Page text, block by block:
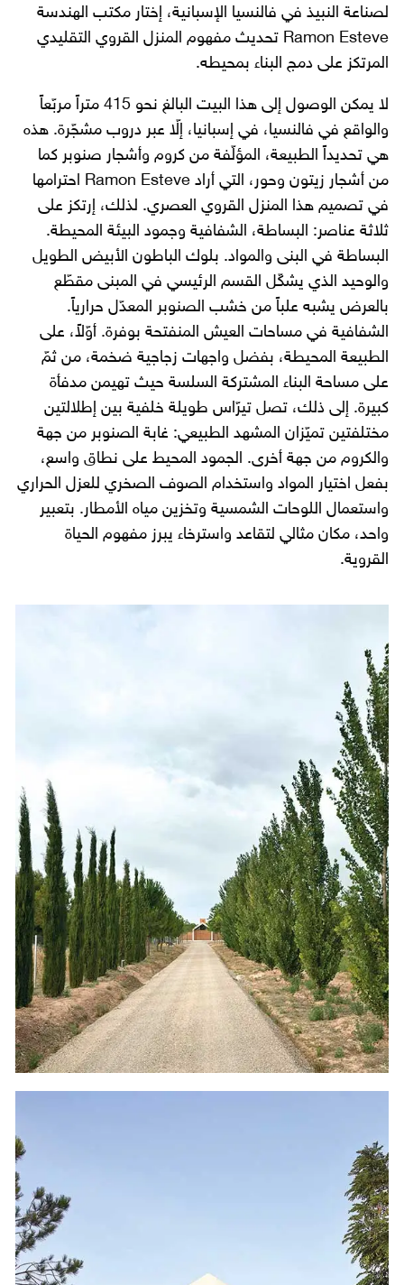
لصناعة النبيذ في فالنسيا الإسبانية، إختار مكتب الهندسة
Ramon Esteve تحديث مفهوم المنزل القروي التقليدي
المرتكز على دمج البناء بمحيطه.
لا يمكن الوصول إلى هذا البيت البالغ نحو 415 متراً مربّعاً
والواقع في فالنسيا، في إسبانيا، إلّا عبر دروب مشجّرة. هذه
هي تحديداً الطبيعة، المؤلّفة من كروم وأشجار صنوبر كما
من أشجار زيتون وحور، التي أراد Ramon Esteve احترامها
في تصميم هذا المنزل القروي العصري. لذلك، إرتكز على
ثلاثة عناصر: البساطة، الشفافية وجمود البيئة المحيطة.
البساطة في البنى والمواد. بلوك الباطون الأبيض الطويل
والوحيد الذي يشكّل القسم الرئيسي في المبنى مقطّع
بالعرض يشبه علباً من خشب الصنوبر المعدّل حرارياً.
الشفافية في مساحات العيش المنفتحة بوفرة. أوّلاً، على
الطبيعة المحيطة، بفضل واجهات زجاجية ضخمة، من ثمّ
على مساحة البناء المشتركة السلسة حيث تهيمن مدفأة
كبيرة. إلى ذلك، تصل تيرّاس طويلة خلفية بين إطلالتين
مختلفتين تميّزان المشهد الطبيعي: غابة الصنوبر من جهة
والكروم من جهة أخرى. الجمود المحيط على نطاق واسع،
بفعل اختيار المواد واستخدام الصوف الصخري للعزل الحراري
واستعمال اللوحات الشمسية وتخزين مياه الأمطار. بتعبير
واحد، مكان مثالي لتقاعد واسترخاء يبرز مفهوم الحياة
القروية.